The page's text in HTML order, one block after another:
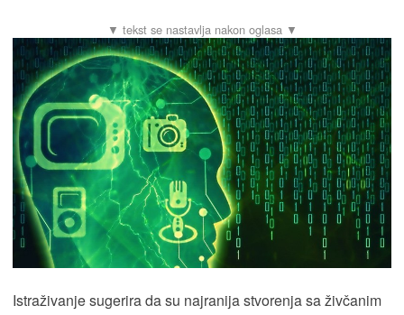
Istraživanje sugerira da su najranija stvorenja sa živčanim